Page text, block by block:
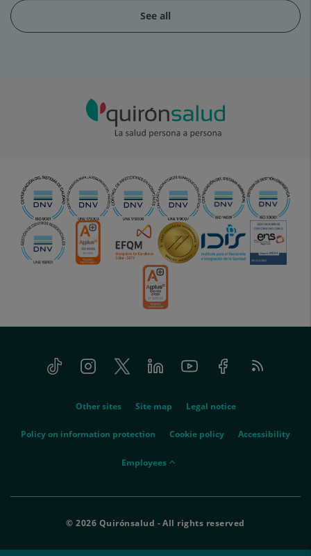
See all
Tiktok InstagramTwitter LinkedinYoutube FacebookFeed
RSS
Other sites Site map Legal notice
Policy on information protection Cookie policy Accessibility
empleados
Employees
© 2026 Quirónsalud - All rights reserved